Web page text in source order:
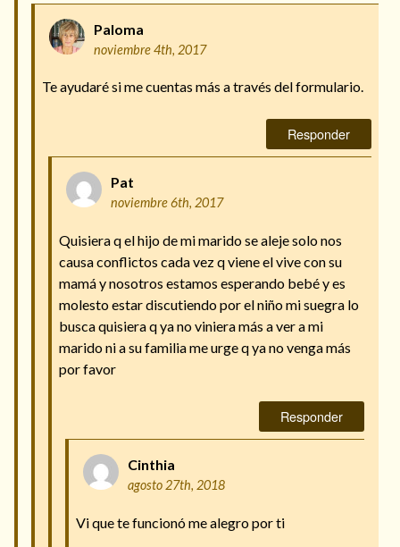
Paloma
noviembre 4th, 2017
Te ayudaré si me cuentas más a través del formulario.
Responder
Pat
noviembre 6th, 2017
Quisiera q el hijo de mi marido se aleje solo nos
causa conflictos cada vez q viene el vive con su
mamá y nosotros estamos esperando bebé y es
molesto estar discutiendo por el niño mi suegra lo
busca quisiera q ya no viniera más a ver a mi
marido ni a su familia me urge q ya no venga más
por favor
Responder
Cinthia
agosto 27th, 2018
Vi que te funcionó me alegro por ti